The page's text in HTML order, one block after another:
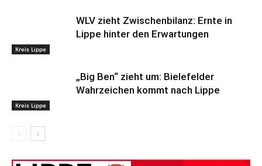
Kreis Lippe
WLV zieht Zwischenbilanz: Ernte in
Lippe hinter den Erwartungen
Kreis Lippe
„Big Ben“ zieht um: Bielefelder
Wahrzeichen kommt nach Lippe